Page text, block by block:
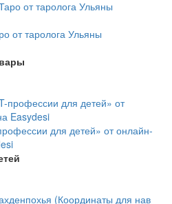
от таролога Ульяны
для детей» от онлайн-